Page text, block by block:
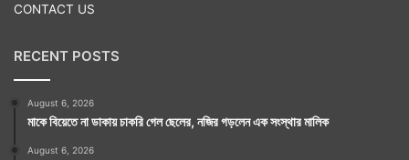
CONTACT US
RECENT POSTS
August 6, 2026
মাকে বিয়েতে না ডাকায় চাকরি গেল ছেলের, নজির গড়লেন এক সংস্থার মালিক
August 6, 2026